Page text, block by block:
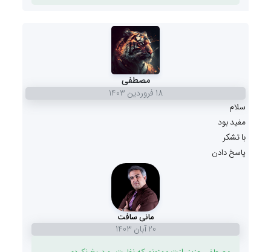
مصطفی
18 فروردين 1403
سلام
مفید بود
با تشکر
پاسخ دادن
مانی سافت
20 آبان 1403